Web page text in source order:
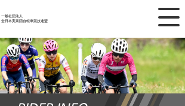
一般社団法人
全日本実業団自転車競技連盟
×
ニュース
レース日程